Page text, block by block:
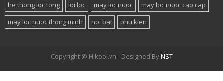
he thong loc tong loi loc may loc nuoc
may loc nuoc cao cap
may loc nuoc thong minh
noi bat phu kien
Copyright @ Hikool.vn - Designed ByNST